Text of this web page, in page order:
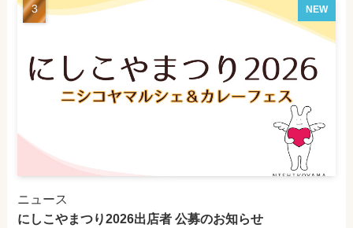
NEW
ニュース
にしこやまつり2026出店者 公募のお知らせ